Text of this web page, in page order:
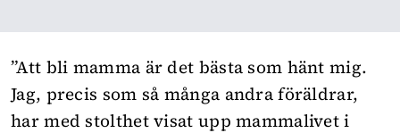
”Att bli mamma är det bästa som hänt mig.
Jag, precis som så många andra föräldrar,
har med stolthet visat upp mammalivet i